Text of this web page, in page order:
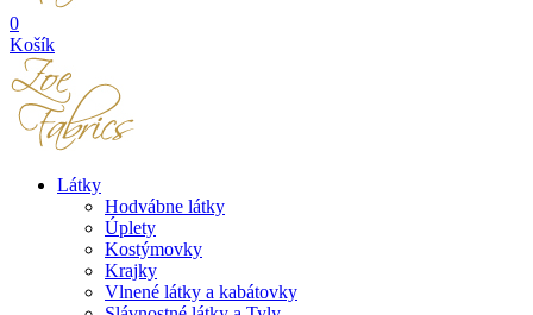
0
Košík
Látky
Hodvábne látky
Úplety
Kostýmovky
Krajky
Vlnené látky a kabátovky